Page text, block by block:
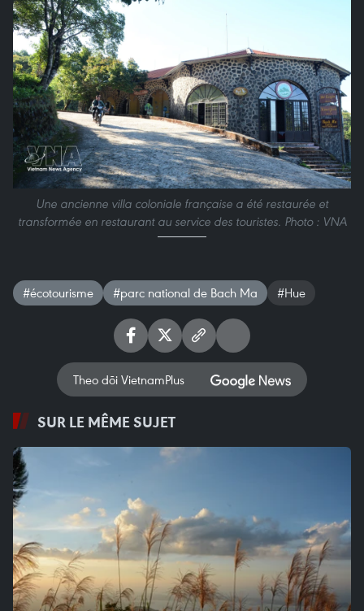
Une ancienne villa coloniale française a été restaurée et
transformée en restaurant au service des touristes. Photo : VNA
#écotourisme #parc national de Bach Ma #Hue
Theo dõi VietnamPlus
SUR LE MÊME SUJET